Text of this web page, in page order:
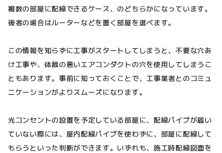
複数の部屋に配線できるケース、のどちらかになっています。
後者の場合はルーターなどを置く部屋を選べます。
この情報を知らずに工事がスタートしてしまうと、不要な穴あ
け工事や、体裁の悪いエアコンダクトの穴を使用してしまうこ
ともあります。事前に知っておくことで、工事業者とのコミュ
ニケーションがよりスムーズになります。
光コンセントの設置を予定している部屋に、配線パイプが届い
ていない際には、屋内配線パイプを使わずに、部屋に配線して
もらうといった判断ができます。いずれも、施工時配線図面を